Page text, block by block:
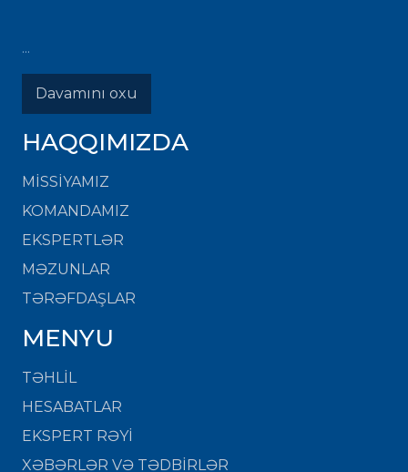
...
Davamını oxu
HAQQIMIZDA
MISSIYAMIZ
KOMANDAMIZ
EKSPERTLƏR
MƏZUNLAR
TƏRƏFDAŞLAR
MENYU
TƏHLİL
HESABATLAR
EKSPERT RƏYİ
XƏBƏRLƏR VƏ TƏDBİRLƏR